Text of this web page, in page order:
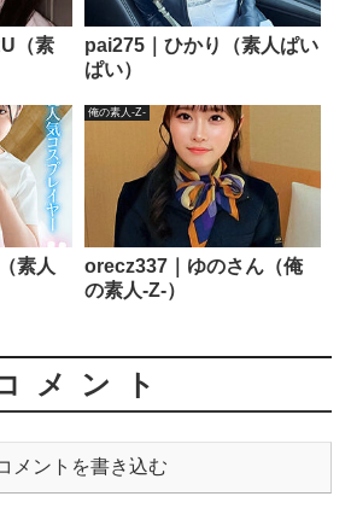
（素
pai275｜ひかり（素人ぱい
ぱい）
素人
俺の素人-Z-
orecz337｜ゆのさん（俺
の素人-Z-）
メント
メントを書き込む